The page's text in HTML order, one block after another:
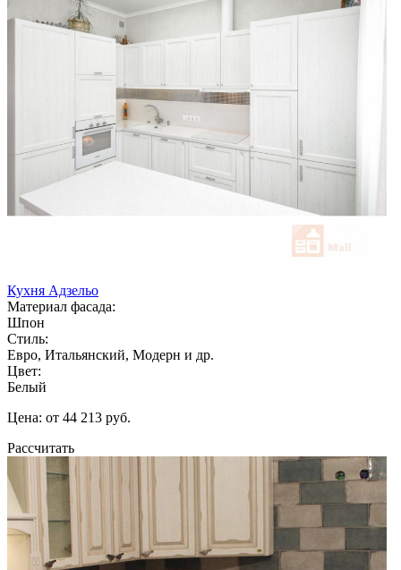
Кухня Адзельо
Материал фасада:
Шпон
Стиль:
Евро, Итальянский, Модерн и др.
Цвет:
Белый
Цена: от 44 213 руб.
Рассчитать